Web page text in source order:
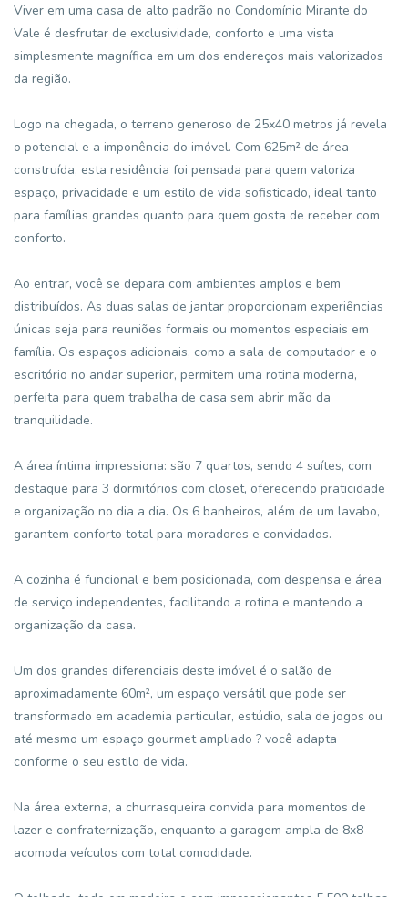
Viver em uma casa de alto padrão no Condomínio Mirante do
Vale é desfrutar de exclusividade, conforto e uma vista
simplesmente magnífica em um dos endereços mais valorizados
da região.
Logo na chegada, o terreno generoso de 25x40 metros já revela
o potencial e a imponência do imóvel. Com 625m² de área
construída, esta residência foi pensada para quem valoriza
espaço, privacidade e um estilo de vida sofisticado, ideal tanto
para famílias grandes quanto para quem gosta de receber com
conforto.
Ao entrar, você se depara com ambientes amplos e bem
distribuídos. As duas salas de jantar proporcionam experiências
únicas seja para reuniões formais ou momentos especiais em
família. Os espaços adicionais, como a sala de computador e o
escritório no andar superior, permitem uma rotina moderna,
perfeita para quem trabalha de casa sem abrir mão da
tranquilidade.
A área íntima impressiona: são 7 quartos, sendo 4 suítes, com
destaque para 3 dormitórios com closet, oferecendo praticidade
e organização no dia a dia. Os 6 banheiros, além de um lavabo,
garantem conforto total para moradores e convidados.
A cozinha é funcional e bem posicionada, com despensa e área
de serviço independentes, facilitando a rotina e mantendo a
organização da casa.
Um dos grandes diferenciais deste imóvel é o salão de
aproximadamente 60m², um espaço versátil que pode ser
transformado em academia particular, estúdio, sala de jogos ou
até mesmo um espaço gourmet ampliado ? você adapta
conforme o seu estilo de vida.
Na área externa, a churrasqueira convida para momentos de
lazer e confraternização, enquanto a garagem ampla de 8x8
acomoda veículos com total comodidade.